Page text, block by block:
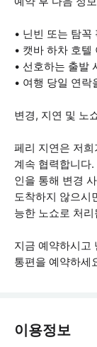
• 닌빈 또는 탐꼭
• 캣바 하차 호텔
• 선호하는 출발
• 여행 당일 연
변경, 지연 및 노
페리 지연은 저
계속 협력합니다
인을 통해 변경
도착하지 않으시
능한 노쇼로 처리
지금 예약하시고
통편을 예약하세
이용정보